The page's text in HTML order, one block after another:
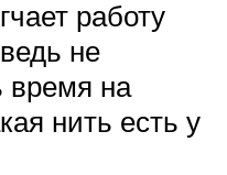
работу
не
время на
нить есть у